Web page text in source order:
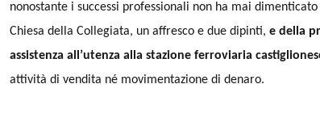
nonostante i successi professionali non ha mai
Chiesa della Collegiata, un affresco e due dipinti, e della
assistenza all’utenza alla stazione ferroviaria
attività di vendita né movimentazione di denaro.